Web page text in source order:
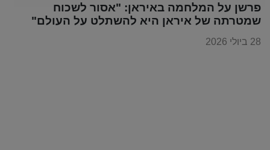
פרשן על המלחמה באיראן: "אסור לשכוח
שמטרתה של איראן היא להשתלט על העולם"
28 ביולי 2026